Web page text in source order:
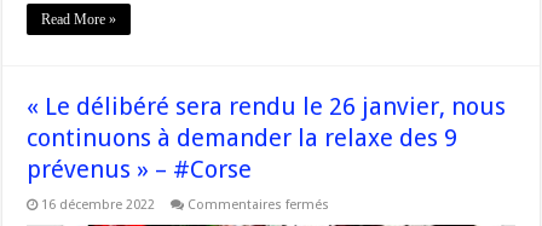
Read More »
« Le délibéré sera rendu le 26 janvier, nous
continuons à demander la relaxe des 9
prévenus » – #Corse
16 décembre 2022 Commentaires fermés